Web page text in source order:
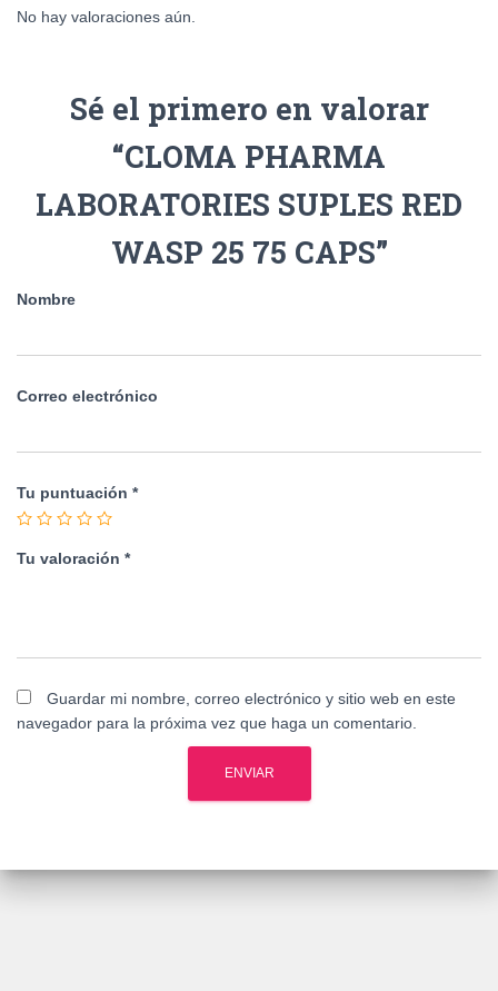
No hay valoraciones aún.
Sé el primero en valorar
“CLOMA PHARMA
LABORATORIES SUPLES RED
WASP 25 75 CAPS”
Nombre
Correo electrónico
Tu puntuación *
Tu valoración *
Guardar mi nombre, correo electrónico y sitio web en este
navegador para la próxima vez que haga un comentario.